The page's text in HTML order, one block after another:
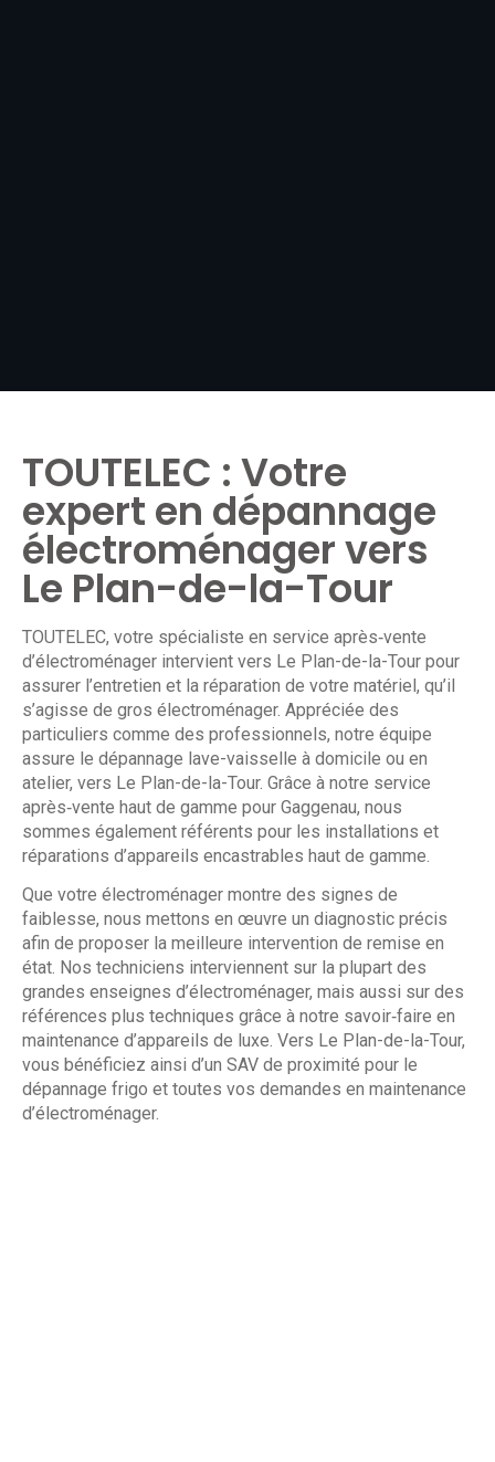
TOUTELEC : Votre
expert en dépannage
électroménager vers
Le Plan-de-la-Tour
TOUTELEC, votre spécialiste en service après‑vente
d’électroménager intervient vers Le Plan-de-la-Tour pour
assurer l’entretien et la réparation de votre matériel, qu’il
s’agisse de gros électroménager. Appréciée des
particuliers comme des professionnels, notre équipe
assure le dépannage lave-vaisselle à domicile ou en
atelier, vers Le Plan-de-la-Tour. Grâce à notre service
après‑vente haut de gamme pour Gaggenau, nous
sommes également référents pour les installations et
réparations d’appareils encastrables haut de gamme.
Que votre électroménager montre des signes de
faiblesse, nous mettons en œuvre un diagnostic précis
afin de proposer la meilleure intervention de remise en
état. Nos techniciens interviennent sur la plupart des
grandes enseignes d’électroménager, mais aussi sur des
références plus techniques grâce à notre savoir‑faire en
maintenance d’appareils de luxe. Vers Le Plan-de-la-Tour,
vous bénéficiez ainsi d’un SAV de proximité pour le
dépannage frigo et toutes vos demandes en maintenance
d’électroménager.